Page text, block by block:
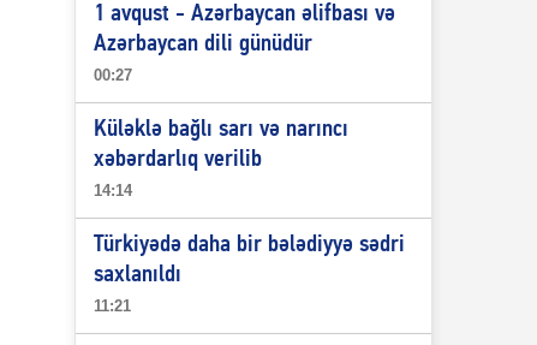
1 avqust - Azərbaycan əlifbası və
Azərbaycan dili günüdür
00:27
Küləklə bağlı sarı və narıncı
xəbərdarlıq verilib
14:14
Türkiyədə daha bir bələdiyyə sədri
saxlanıldı
11:21